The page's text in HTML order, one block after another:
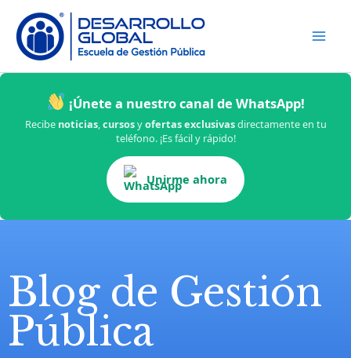
content
¡Únete a nuestro canal de WhatsApp!
Recibe noticias,cursosyofertas exclusivasdirectamente en tu
teléfono. ¡Es fácil y rápido!
Unirme ahora
Blog de Gestión
Pública